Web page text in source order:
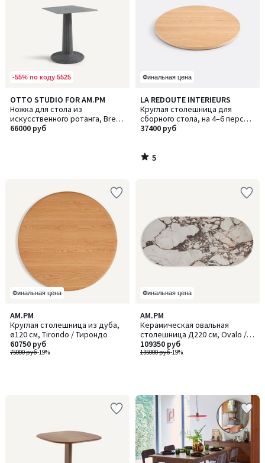
-55% по коду 5525
OTTO STUDIO FOR AM.PM
Ножка для стола из
искусственного ротанга, Break
/ Брейк
66000 руб
Финальная цена
LA REDOUTE INTERIEURS
Круглая столешница для
сборного стола, на 4–6 персон,
ALZAR / АЛЗАР
37400 руб
5
/
5
5
/
Финальная цена
AM.PM
Круглая столешница из дуба,
ø120 см, Tirondo / Тирондо
75000 руб-19%
60750 руб
Финальная цена
AM.PM
Керамическая овальная
столешница Д220 см, Ovalo /
Овало
135000 руб-19%
109350 руб